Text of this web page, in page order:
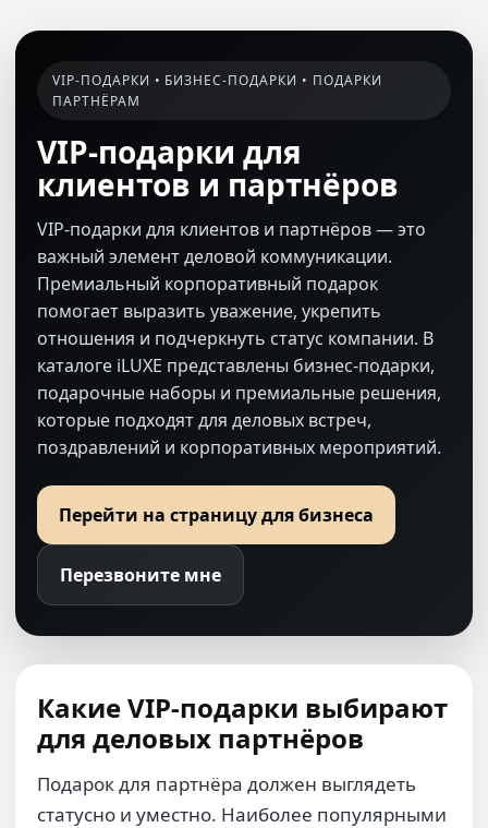
VIP-ПОДАРКИ • БИЗНЕС-ПОДАРКИ • ПОДАРКИ
ПАРТНЁРАМ
VIP-подарки для
клиентов и партнёров
VIP-подарки для клиентов и партнёров — это
важный элемент деловой коммуникации.
Премиальный корпоративный подарок
помогает выразить уважение, укрепить
отношения и подчеркнуть статус компании. В
каталоге iLUXE представлены бизнес-подарки,
подарочные наборы и премиальные решения,
которые подходят для деловых встреч,
поздравлений и корпоративных мероприятий.
Перейти на страницу для бизнеса
Перезвоните мне
Какие VIP-подарки выбирают
для деловых партнёров
Подарок для партнёра должен выглядеть
статусно и уместно. Наиболее популярными